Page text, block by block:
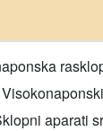
aparati